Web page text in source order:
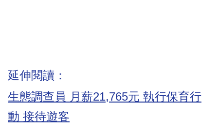
延伸閱讀：
生態調查員 月薪21,765元 執行保育行
動 接待遊客